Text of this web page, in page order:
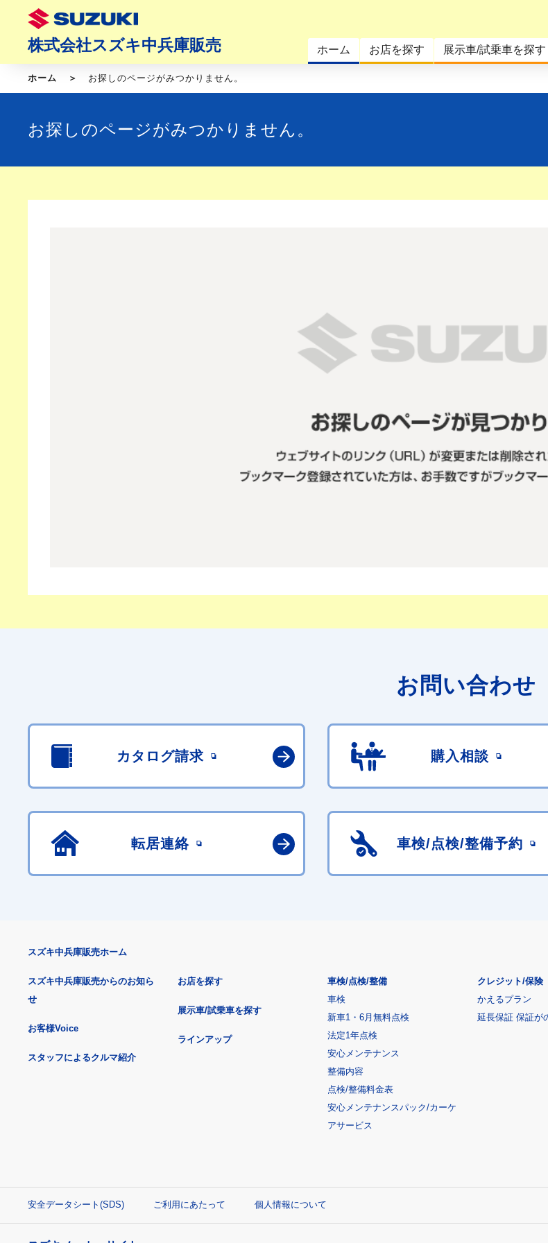
株式会社スズキ中兵庫販売 ホーム お店を探す 展示車/試乗車を探す
ホーム お探しのページがみつかりません。
お探しのページがみつかりません。
お問い合わせ
カタログ請求 購入相談
転居連絡 車検/点検/整備予約
スズキ中兵庫販売ホーム
スズキ中兵庫販売からのお知ら
せ
お客様Voice
スタッフによるクルマ紹介
お店を探す
展示車/試乗車を探す
ラインアップ
車検/点検/整備
車検
新車1・6月無料点検
法定1年点検
安心メンテナンス
整備内容
点検/整備料金表
安心メンテナンスパック/カーケ
アサービス
クレジット/保険
かえるプラン
延長保証 保証が
安全データシート(SDS) ご利用にあたって 個人情報について